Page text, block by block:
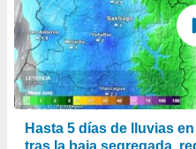
Hasta 5 días de lluvias
tras la baja segregada,